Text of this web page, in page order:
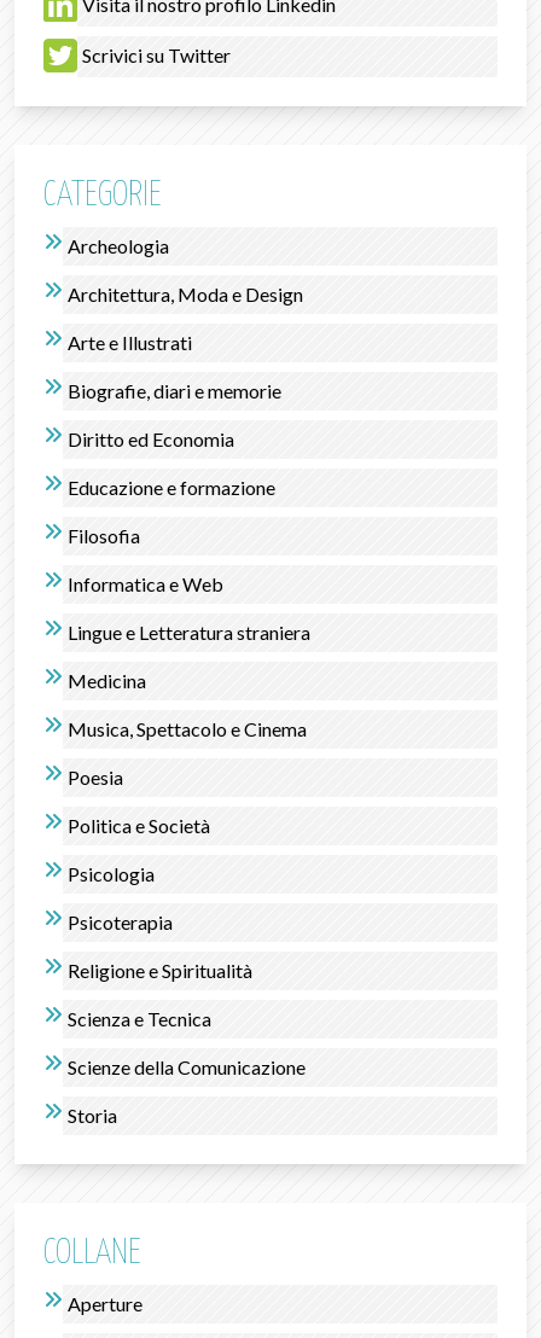
Scrivici su Twitter
CATEGORIE
Archeologia
Architettura, Moda e Design
Arte e Illustrati
Biografie, diari e memorie
Diritto ed Economia
Educazione e formazione
Filosofia
Informatica e Web
Lingue e Letteratura straniera
Medicina
Musica, Spettacolo e Cinema
Poesia
Politica e Società
Psicologia
Psicoterapia
Religione e Spiritualità
Scienza e Tecnica
Scienze della Comunicazione
Storia
COLLANE
Aperture